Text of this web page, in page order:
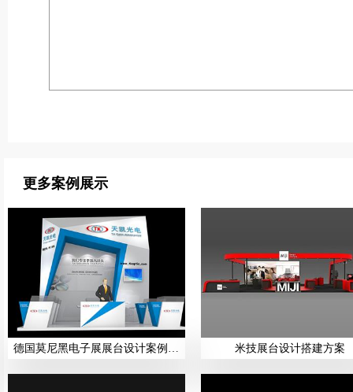
更多案例展示
米技展台设计搭建方案